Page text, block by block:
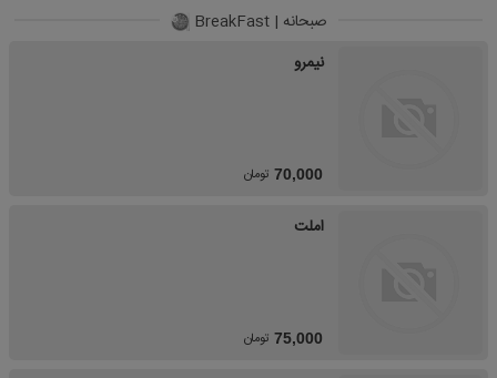
صبحانه | BreakFast
نیمرو
70,000 تومان
املت
75,000 تومان